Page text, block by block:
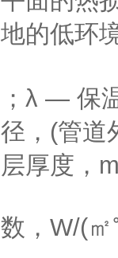
地的低环
；λ — 保
径，(管道
层厚度，
数，W/(